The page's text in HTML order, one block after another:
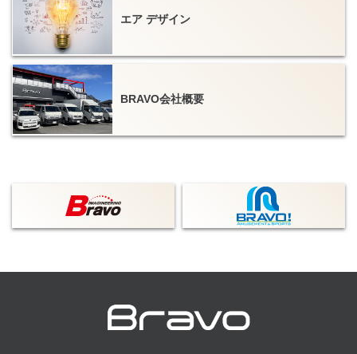
エア デザイン
BRAVO会社概要